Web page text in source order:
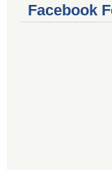
Facebook